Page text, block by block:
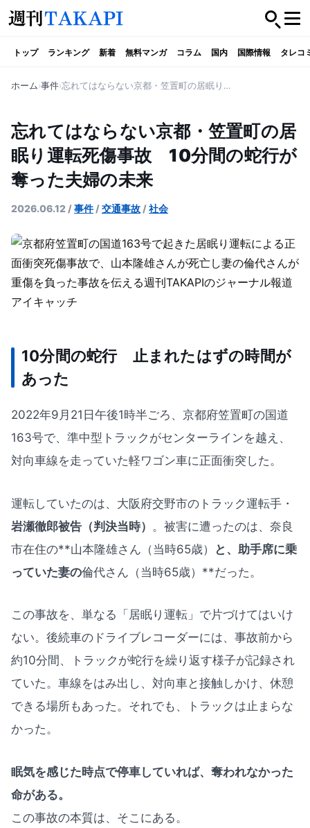
トップ ランキング 新着 無料マンガ コラム 国内 国際情報 タレコ
ホーム 事件 忘れてはならない京都・笠置町の居眠り運転死傷事故 10分間の蛇行が奪った夫婦の未来
忘れてはならない京都・笠置町の居
眠り運転死傷事故 10分間の蛇行が
奪った夫婦の未来
2026.06.12 /事件/交通事故 /社会
10分間の蛇行 止まれたはずの時間が
あった
2022年9月21日午後1時半ごろ、京都府笠置町の国道
163号で、準中型トラックがセンターラインを越え、
対向車線を走っていた軽ワゴン車に正面衝突した。
運転していたのは、大阪府交野市のトラック運転手・
岩瀬徹郎被告（判決当時） 。被害に遭ったのは、奈良
市在住の**山本隆雄さん（当時65歳）
と、助手席に乗
っていた妻の倫代さん（当時65歳）**だった。
この事故を、単なる「居眠り運転」で片づけてはいけ
ない。後続車のドライブレコーダーには、事故前から
約10分間、トラックが蛇行を繰り返す様子が記録され
ていた。車線をはみ出し、対向車と接触しかけ、休憩
できる場所もあった。それでも、トラックは止まらな
かった。
眠気を感じた時点で停車していれば、奪われなかった
命がある。
この事故の本質は、そこにある。